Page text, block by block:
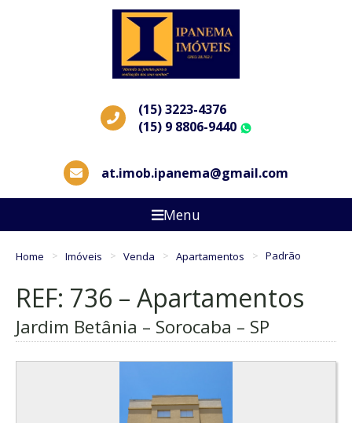
(15) 3223-4376
(15) 9 8806-9440
at.imob.ipanema@gmail.com
Menu
Home Imóveis Venda Apartamentos Padrão
REF: 736 – Apartamentos
Jardim Betânia – Sorocaba – SP